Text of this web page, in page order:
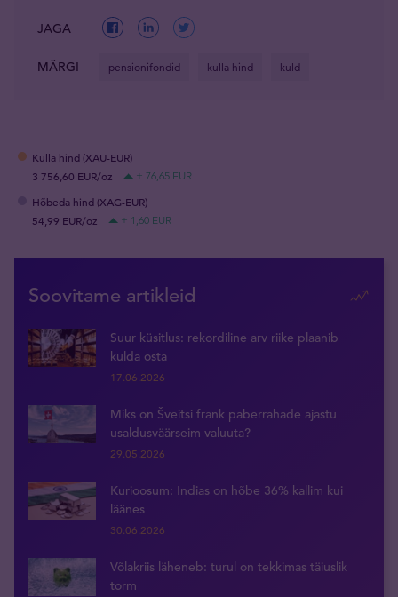
JAGA
MÄRGI pensionifondid kulla hind kuld
Kulla hind (XAU-EUR)
3 756,60 EUR/oz
+ 76,65 EUR
Hõbeda hind (XAG-EUR)
54,99 EUR/oz
+ 1,60 EUR
Soovitame artikleid
Suur küsitlus: rekordiline arv riike plaanib
kulda osta
17.06.2026
Miks on Šveitsi frank paberrahade ajastu
usaldusväärseim valuuta?
29.05.2026
Kurioosum: Indias on hõbe 36% kallim kui
läänes
30.06.2026
Võlakriis läheneb: turul on tekkimas täiuslik
torm